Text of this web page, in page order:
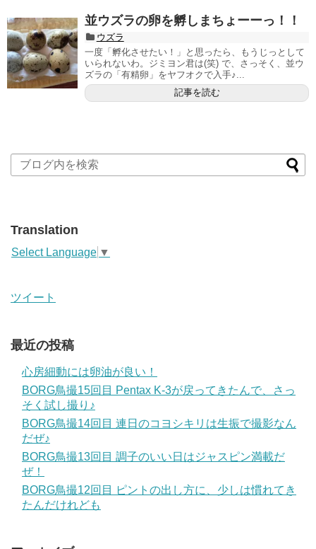
並ウズラの卵を孵しまちょーーっ！！
ウズラ
一度「孵化させたい！」と思ったら、もうじっとして
いられないわ。ジミヨン君は(笑) で、さっそく、並ウ
ズラの「有精卵」をヤフオクで入手♪...
記事を読む
Translation
Select Language ▼
ツイート
最近の投稿
心房細動には卵油が良い！
BORG鳥撮15回目 Pentax K-3が戻ってきたんで、さっ
そく試し撮り♪
BORG鳥撮14回目 連日のコヨシキリは生振で撮影なん
だぜ♪
BORG鳥撮13回目 調子のいい日はジャスピン満載だ
ぜ！
BORG鳥撮12回目 ピントの出し方に、少しは慣れてき
たんだけれども